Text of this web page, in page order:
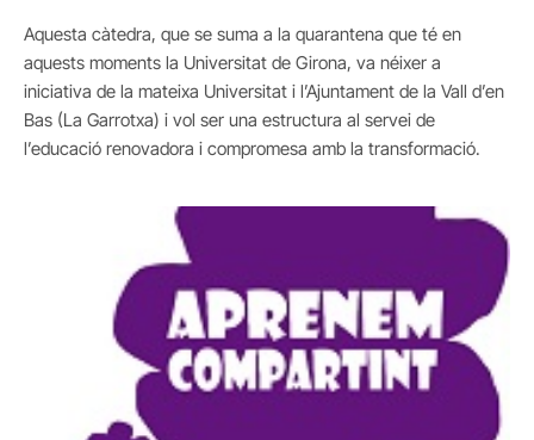
Aquesta càtedra, que se suma a la quarantena que té en
aquests moments la Universitat de Girona, va néixer a
iniciativa de la mateixa Universitat i l’Ajuntament de la Vall d’en
Bas (La Garrotxa) i vol ser una estructura al servei de
l’educació renovadora i compromesa amb la transformació.